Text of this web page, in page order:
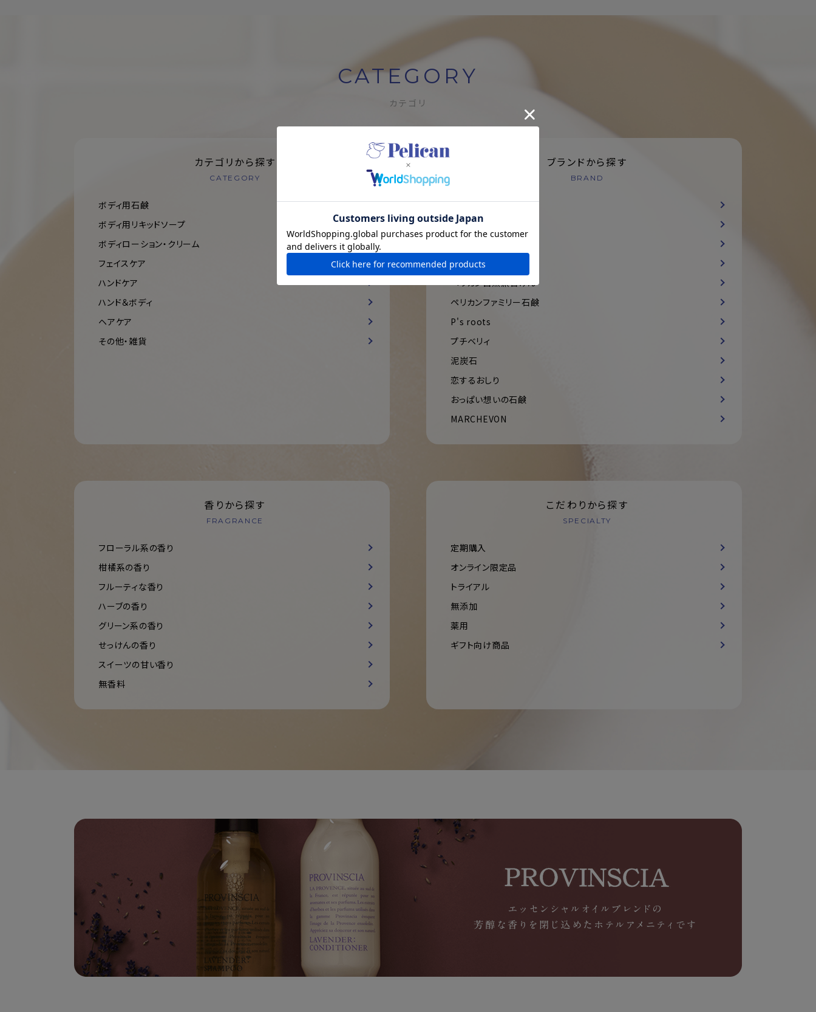
CATEGORY
カテゴリ
カテゴリから探す
CATEGORY
ボディ用石鹸
ボディ用リキッドソープ
ボディローション・クリーム
フェイスケア
ハンドケア
ハンド＆ボディ
ヘアケア
その他・雑貨
ブランドから探す
BRAND
PROVINSCIA
SAVON PATISSERIE
Aura Scent
ペリカン自然派石けん
ペリカンファミリー石鹸
P's roots
プチベリィ
泥炭石
恋するおしり
おっぱい想いの石鹸
MARCHEVON
香りから探す
FRAGRANCE
フローラル系の香り
柑橘系の香り
フルーティな香り
ハーブの香り
グリーン系の香り
せっけんの香り
スイーツの甘い香り
無香料
こだわりから探す
SPECIALTY
定期購入
オンライン限定品
トライアル
無添加
薬用
ギフト向け商品